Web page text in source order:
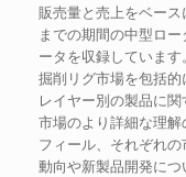
販売量と売上をベー
までの期間の中型ロ
ータを収録していま
掘削リグ市場を包括
レイヤー別の製品に
市場のより詳細な理
フィール、それぞれ
動向や新製品開発につ